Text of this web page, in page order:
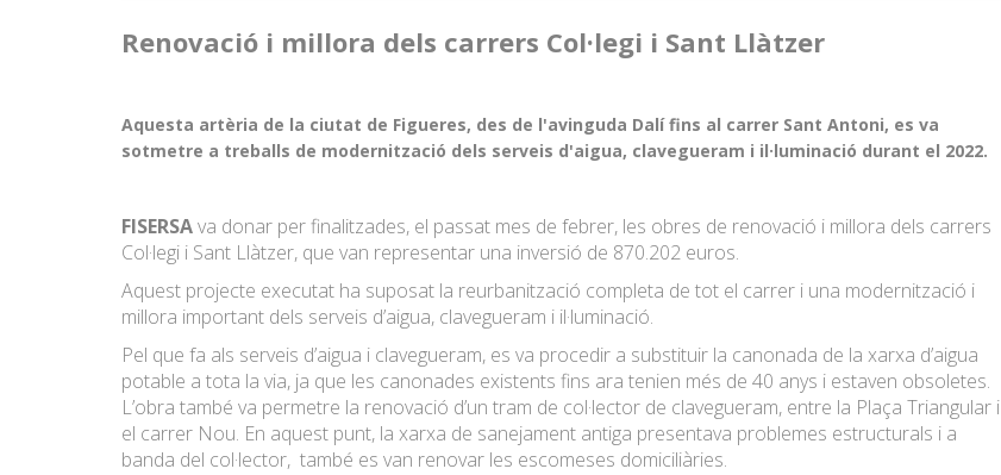
Renovació i millora dels carrers Col·legi i Sant Llàtzer
Aquesta artèria de la ciutat de Figueres, des de l'avinguda Dalí fins al carrer Sant Antoni, es va
sotmetre a treballs de modernització dels serveis d'aigua, clavegueram i il·luminació durant el 2022.
FISERSAva donar per finalitzades, el passat mes de febrer, les obres de renovació i millora dels carrers
Col·legi i Sant Llàtzer, que van representar una inversió de 870.202 euros.
Aquest projecte executat ha suposat la reurbanització completa de tot el carrer i una modernització i
millora important dels serveis d’aigua, clavegueram i il·luminació.
Pel que fa als serveis d’aigua i clavegueram, es va procedir a substituir la canonada de la xarxa d’aigua
potable a tota la via, ja que les canonades existents fins ara tenien més de 40 anys i estaven obsoletes.
L’obra també va permetre la renovació d’un tram de col·lector de clavegueram, entre la Plaça Triangular i
el carrer Nou. En aquest punt, la xarxa de sanejament antiga presentava problemes estructurals i a
banda del col·lector, també es van renovar les escomeses domiciliàries.